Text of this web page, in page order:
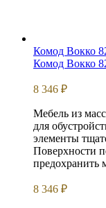
Комод Вокко
Комод Вокко
8 346 ₽
Мебель из
для
элементы
Поверхности
предохранить
8 346 ₽